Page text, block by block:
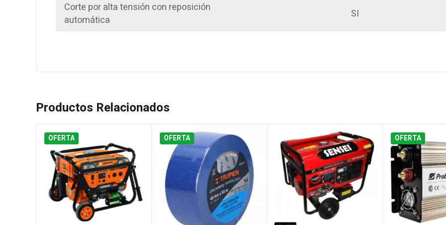
Corte por alta tensión con reposición
automática
SI
Productos Relacionados
OFERTA OFERTA OFERTA